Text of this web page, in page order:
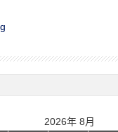
2026年 8月